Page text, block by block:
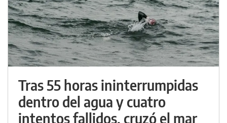
Tras 55 horas ininterrumpidas
dentro del agua y cuatro
intentos fallidos, cruzó el mar